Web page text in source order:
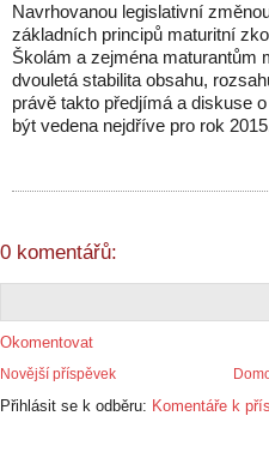
Navrhovanou legislativní
základních principů maturitní
Školám a zejména maturantům
dvouletá stabilita obsahu,
právě takto předjímá a diskuse
být vedena nejdříve pro rok
0 komentářů:
Okomentovat
Novější příspěvek
Přihlásit se k odběru: Komentáře k